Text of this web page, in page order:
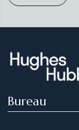
Bureau